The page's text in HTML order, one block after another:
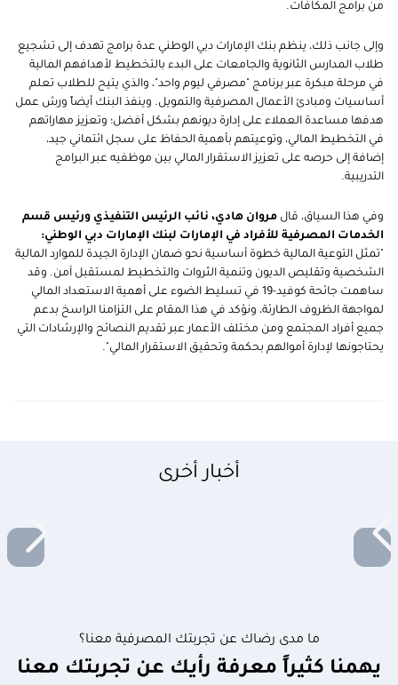
من برامج المكافآت.
وإلى جانب ذلك، ينظم بنك الإمارات دبي الوطني عدة برامج تهدف إلى تشجيع
طلاب المدارس الثانوية والجامعات على البدء بالتخطيط لأهدافهم المالية
في مرحلة مبكرة عبر برنامج "مصرفي ليوم واحد"، والذي يتيح للطلاب تعلم
أساسيات ومبادئ الأعمال المصرفية والتمويل. وينفذ البنك أيضاً ورش عمل
هدفها مساعدة العملاء على إدارة ديونهم بشكل أفضل؛ وتعزيز مهاراتهم
في التخطيط المالي، وتوعيتهم بأهمية الحفاظ على سجل ائتماني جيد،
إضافة إلى حرصه على تعزيز الاستقرار المالي بين موظفيه عبر البرامج
التدريبية.
وفي هذا السياق، قال مروان هادي، نائب الرئيس التنفيذي ورئيس قسم
الخدمات المصرفية للأفراد في الإمارات لبنك الإمارات دبي الوطني:
"تمثل التوعية المالية خطوة أساسية نحو ضمان الإدارة الجيدة للموارد المالية
الشخصية وتقليص الديون وتنمية الثروات والتخطيط لمستقبل آمن. وقد
ساهمت جائحة كوفيد-19 في تسليط الضوء على أهمية الاستعداد المالي
لمواجهة الظروف الطارئة، ونؤكد في هذا المقام على التزامنا الراسخ بدعم
جميع أفراد المجتمع ومن مختلف الأعمار عبر تقديم النصائح والإرشادات التي
يحتاجونها لإدارة أموالهم بحكمة وتحقيق الاستقرار المالي".
أخبار أخرى
ما مدى رضاك عن تجربتك المصرفية معنا؟
يهمنا كثيراً معرفة رأيك عن تجربتك معنا